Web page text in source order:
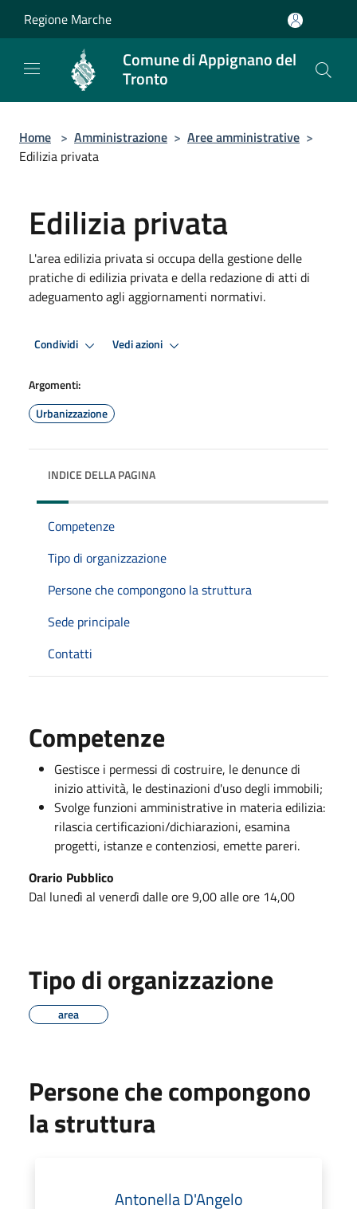
Regione Marche
Comune di Appignano del
Tronto
Home > Amministrazione > Aree amministrative >
Edilizia privata
Edilizia privata
L'area edilizia privata si occupa della gestione delle
pratiche di edilizia privata e della redazione di atti di
adeguamento agli aggiornamenti normativi.
Condividi Vedi azioni
Argomenti:
Urbanizzazione
INDICE DELLA PAGINA
Competenze
Tipo di organizzazione
Persone che compongono la struttura
Sede principale
Contatti
Competenze
Gestisce i permessi di costruire, le denunce di
inizio attività, le destinazioni d'uso degli immobili;
Svolge funzioni amministrative in materia edilizia:
rilascia certificazioni/dichiarazioni, esamina
progetti, istanze e contenziosi, emette pareri.
Orario Pubblico
Dal lunedì al venerdì dalle ore 9,00 alle ore 14,00
Tipo di organizzazione
area
Persone che compongono
la struttura
Antonella D'Angelo